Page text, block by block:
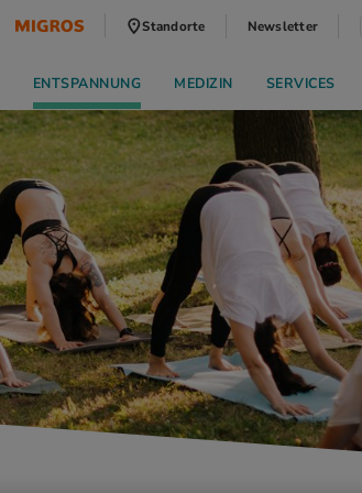
Standorte Newsletter
ENTSPANNUNG MEDIZIN SERVICES